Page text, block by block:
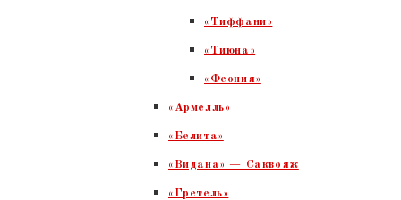
«Тиффани»
«Тиюна»
«Феония»
«Армелль»
«Белита»
«Видана» — Саквояж
«Гретель»